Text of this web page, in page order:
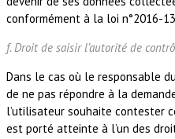
conformément à la loi n°2016-
f. Droit de saisir l’autorité de
Dans le cas où le responsable
de ne pas répondre à la
l’utilisateur souhaite contester
est porté atteinte à l’un des